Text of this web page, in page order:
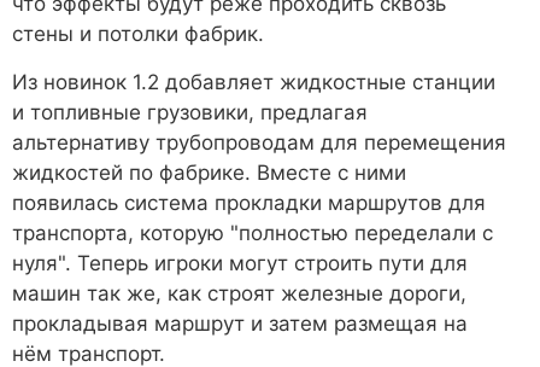
стены и потолки фабрик.
Из новинок 1.2 добавляет жидкостные станции
и топливные грузовики, предлагая
альтернативу трубопроводам для перемещения
жидкостей по фабрике. Вместе с ними
появилась система прокладки маршрутов для
транспорта, которую "полностью переделали с
нуля". Теперь игроки могут строить пути для
машин так же, как строят железные дороги,
прокладывая маршрут и затем размещая на
нём транспорт.